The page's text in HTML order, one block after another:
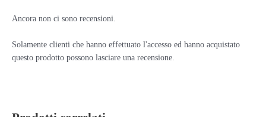
Ancora non ci sono recensioni.
Solamente clienti che hanno effettuato l'accesso ed hanno acquistato
questo prodotto possono lasciare una recensione.